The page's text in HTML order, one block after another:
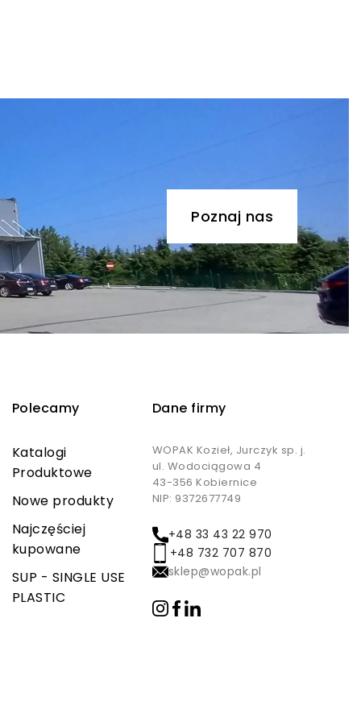
Poznaj nas
Dane firmy
WOPAK Kozieł, Jurczyk sp. j.
ul. Wodociągowa 4
43-356 Kobiernice
NIP: 9372677749
+48 33 43 22 970
+48 732 707 870
sklep@wopak.pl
Polecamy
Katalogi
Produktowe
Nowe produkty
Najczęściej
kupowane
SUP - SINGLE USE
PLASTIC